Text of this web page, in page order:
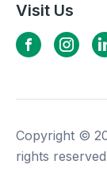
Visit Us
Copyright ©
rights